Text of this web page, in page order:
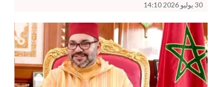
30 يوليو 2026 14:10